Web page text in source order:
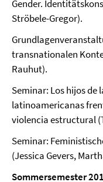
Gender.
Ströbele-Gregor).
transnationalen
Rauhut).
Seminar: Los hijos de
latinoamericanas
violencia estructural
Seminar:
(Jessica Gevers,
Sommersemester